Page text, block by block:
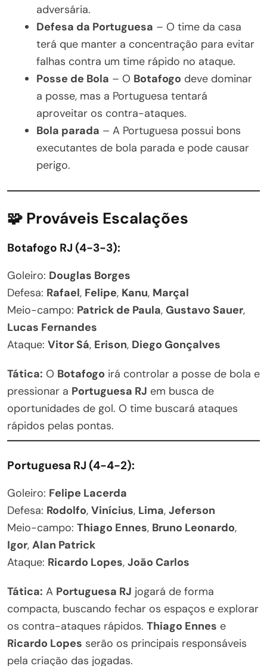
adversária.
Defesa da Portuguesa – O time da casa
terá que manter a concentração para evitar
falhas contra um time rápido no ataque.
Posse de Bola – O Botafogo deve dominar
a posse, mas a Portuguesa tentará
aproveitar os contra-ataques.
Bola parada – A Portuguesa possui bons
executantes de bola parada e pode causar
perigo.
🧩 Prováveis Escalações
Botafogo RJ (4-3-3):
Goleiro: Douglas Borges
Defesa: Rafael, Felipe, Kanu, Marçal
Meio-campo: Patrick de Paula, Gustavo Sauer,
Lucas Fernandes
Ataque: Vitor Sá, Erison, Diego Gonçalves
Tática: O Botafogo irá controlar a posse de bola e
pressionar a Portuguesa RJ em busca de
oportunidades de gol. O time buscará ataques
rápidos pelas pontas.
Portuguesa RJ (4-4-2):
Goleiro: Felipe Lacerda
Defesa: Rodolfo, Vinícius, Lima, Jeferson
Meio-campo: Thiago Ennes, Bruno Leonardo,
Igor, Alan Patrick
Ataque: Ricardo Lopes, João Carlos
Tática: A Portuguesa RJ jogará de forma
compacta, buscando fechar os espaços e explorar
os contra-ataques rápidos. Thiago Ennes e
Ricardo Lopes serão os principais responsáveis
pela criação das jogadas.